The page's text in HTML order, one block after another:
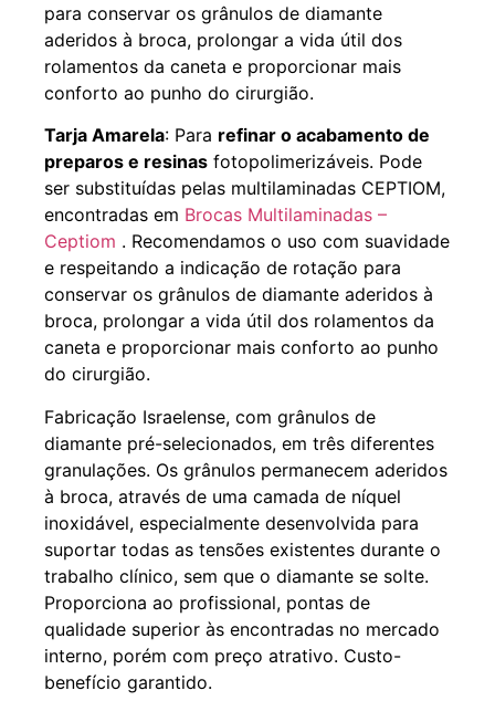
para conservar os grânulos de diamante
aderidos à broca, prolongar a vida útil dos
rolamentos da caneta e proporcionar mais
conforto ao punho do cirurgião.
Tarja Amarela: Para refinar o acabamento de
preparos e resinas fotopolimerizáveis. Pode
ser substituídas pelas multilaminadas CEPTIOM,
encontradas em Brocas Multilaminadas –
Ceptiom . Recomendamos o uso com suavidade
e respeitando a indicação de rotação para
conservar os grânulos de diamante aderidos à
broca, prolongar a vida útil dos rolamentos da
caneta e proporcionar mais conforto ao punho
do cirurgião.
Fabricação Israelense, com grânulos de
diamante pré-selecionados, em três diferentes
granulações. Os grânulos permanecem aderidos
à broca, através de uma camada de níquel
inoxidável, especialmente desenvolvida para
suportar todas as tensões existentes durante o
trabalho clínico, sem que o diamante se solte.
Proporciona ao profissional, pontas de
qualidade superior às encontradas no mercado
interno, porém com preço atrativo. Custo-
benefício garantido.